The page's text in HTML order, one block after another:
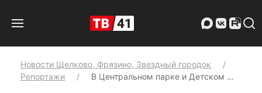
Новости Щелково, Фрязино, Звездный городок
Репортажи
В Центральном парке и Детском …